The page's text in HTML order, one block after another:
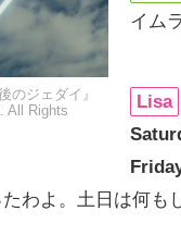
のジェダイ』
All Rights
イム
Lisa
わよ。土日は何